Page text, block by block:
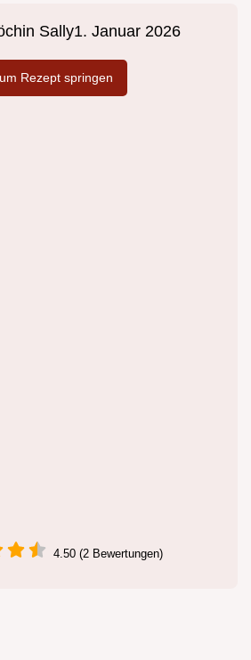
Sally1. Januar 2026
Rezept springen
4.50 (2 Bewertungen)